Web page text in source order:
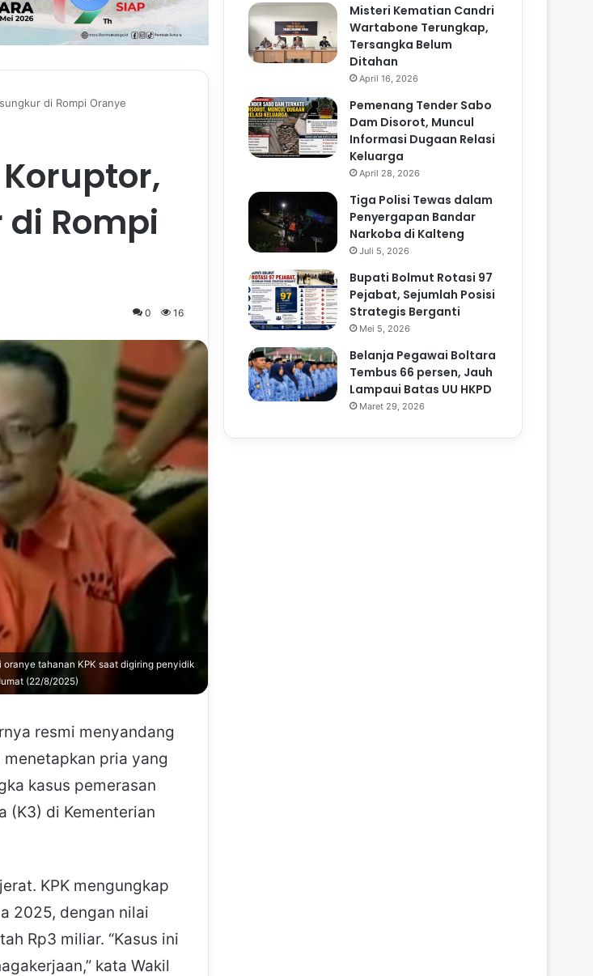
di Rompi Oranye
Rompi
0 16
tahanan KPK saat digiring penyidik
(22/8/2025)
resmi menyandang
menetapkan pria yang
kasus pemerasan
(K3) di Kementerian
KPK mengungkap
2025, dengan nilai
Rp3 miliar. “Kasus ini
kata Wakil
Misteri Kematian Candri
Wartabone Terungkap,
Tersangka Belum
Ditahan
April 16, 2026
Pemenang Tender Sabo
Dam Disorot, Muncul
Informasi Dugaan Relasi
Keluarga
April 28, 2026
Tiga Polisi Tewas dalam
Penyergapan Bandar
Narkoba di Kalteng
Juli 5, 2026
Bupati Bolmut Rotasi 97
Pejabat, Sejumlah Posisi
Strategis Berganti
Mei 5, 2026
Belanja Pegawai Boltara
Tembus 66 persen, Jauh
Lampaui Batas UU HKPD
Maret 29, 2026